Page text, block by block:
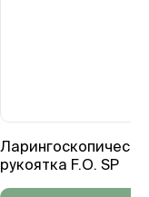
рукоятка F.O. SP